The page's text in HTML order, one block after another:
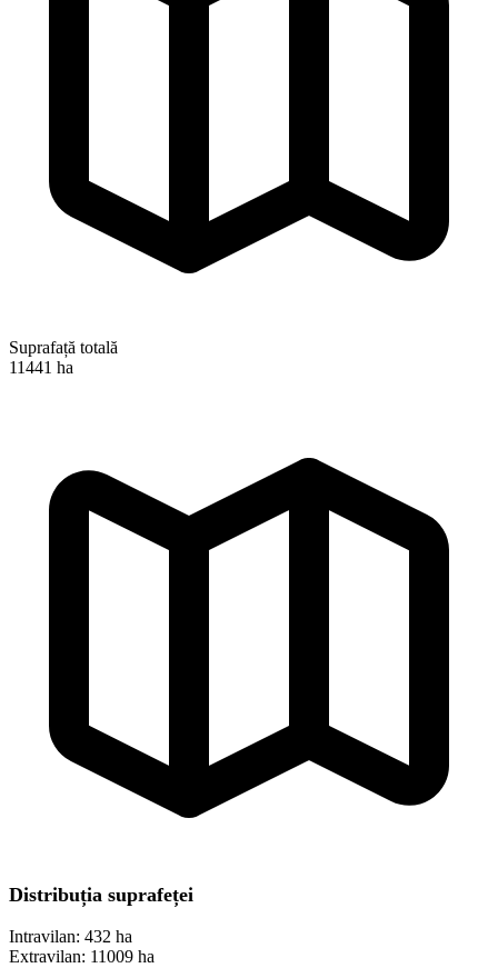
Suprafață totală
11441 ha
Distribuția suprafeței
Intravilan: 432 ha
Extravilan: 11009 ha